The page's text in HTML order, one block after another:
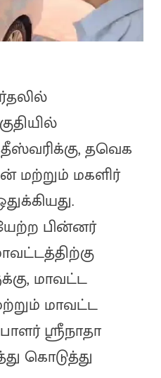
தவெக
மற்றும் மகளிர்
பின்னர்
மாவட்ட
மாவட்ட
ஸ்ரீநாதா
கொடுத்து